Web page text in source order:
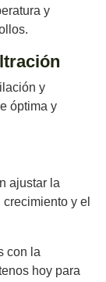
y
y
óptima y
ajustar la
y el
con la
hoy para